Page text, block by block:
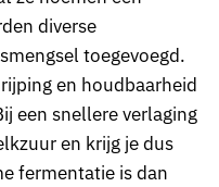
diverse
toegevoegd.
en houdbaarheid
een snellere verlaging
en krijg je dus
fermentatie is dan